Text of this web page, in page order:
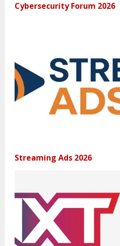
Cybersecurity Forum 2026
Streaming Ads 2026